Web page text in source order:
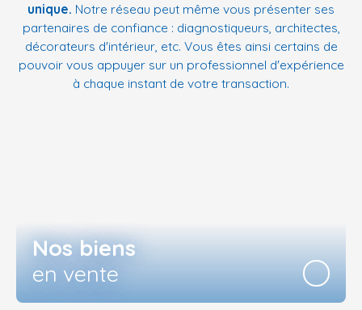
unique. Notre réseau peut même vous présenter ses
partenaires de confiance : diagnostiqueurs, architectes,
décorateurs d'intérieur, etc. Vous êtes ainsi certains de
pouvoir vous appuyer sur un professionnel d'expérience
à chaque instant de votre transaction.
Nos biens
en vente